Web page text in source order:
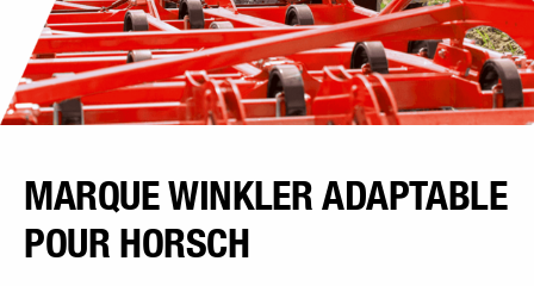
MARQUE WINKLER ADAPTABLE
POUR HORSCH